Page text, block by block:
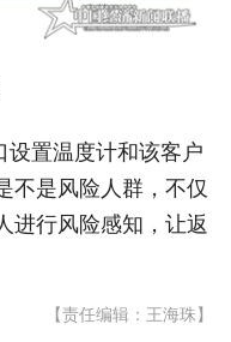
设置温度计和该客户
不是风险人群，不仅
进行风险感知，让返
【责任编辑：王海珠】